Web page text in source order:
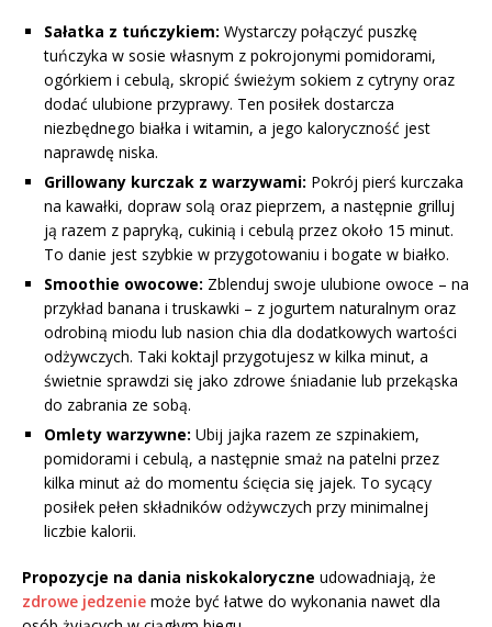
Sałatka z tuńczykiem: Wystarczy połączyć puszkę
tuńczyka w sosie własnym z pokrojonymi pomidorami,
ogórkiem i cebulą, skropić świeżym sokiem z cytryny oraz
dodać ulubione przyprawy. Ten posiłek dostarcza
niezbędnego białka i witamin, a jego kaloryczność jest
naprawdę niska.
Grillowany kurczak z warzywami: Pokrój pierś kurczaka
na kawałki, dopraw solą oraz pieprzem, a następnie grilluj
ją razem z papryką, cukinią i cebulą przez około 15 minut.
To danie jest szybkie w przygotowaniu i bogate w białko.
Smoothie owocowe: Zblenduj swoje ulubione owoce – na
przykład banana i truskawki – z jogurtem naturalnym oraz
odrobiną miodu lub nasion chia dla dodatkowych wartości
odżywczych. Taki koktajl przygotujesz w kilka minut, a
świetnie sprawdzi się jako zdrowe śniadanie lub przekąska
do zabrania ze sobą.
Omlety warzywne: Ubij jajka razem ze szpinakiem,
pomidorami i cebulą, a następnie smaż na patelni przez
kilka minut aż do momentu ścięcia się jajek. To sycący
posiłek pełen składników odżywczych przy minimalnej
liczbie kalorii.
Propozycje na dania niskokaloryczne udowadniają, że
zdrowe jedzenie może być łatwe do wykonania nawet dla